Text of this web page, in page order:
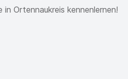
Ortennaukreis kennenlernen!